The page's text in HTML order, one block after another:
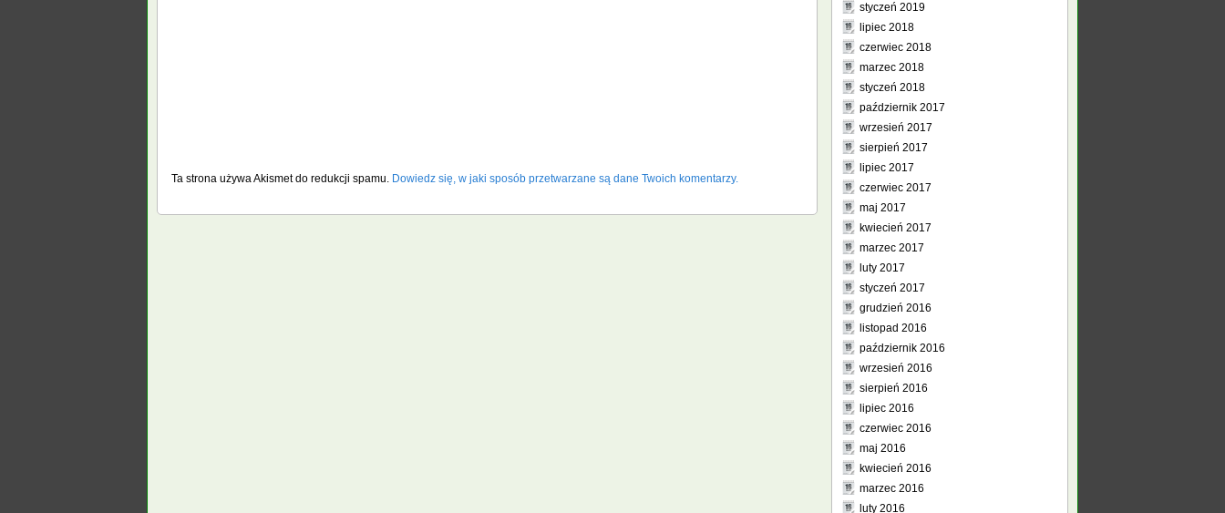
Ta strona używa Akismet do redukcji spamu. Dowiedz się, w jaki sposób przetwarzane są dane Twoich komentarzy.
styczeń 2019
lipiec 2018
czerwiec 2018
marzec 2018
styczeń 2018
październik 2017
wrzesień 2017
sierpień 2017
lipiec 2017
czerwiec 2017
maj 2017
kwiecień 2017
marzec 2017
luty 2017
styczeń 2017
grudzień 2016
listopad 2016
październik 2016
wrzesień 2016
sierpień 2016
lipiec 2016
czerwiec 2016
maj 2016
kwiecień 2016
marzec 2016
luty 2016